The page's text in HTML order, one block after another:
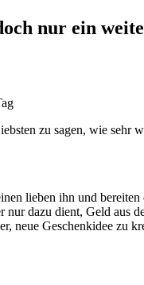
nur ein
zu sagen, wie
lieben ihn und
dazu dient, Geld aus
neue Geschenkidee zu